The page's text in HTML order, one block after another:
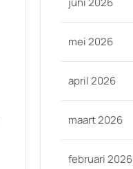
mei 2026
april 2026
maart 2026
februari 2026